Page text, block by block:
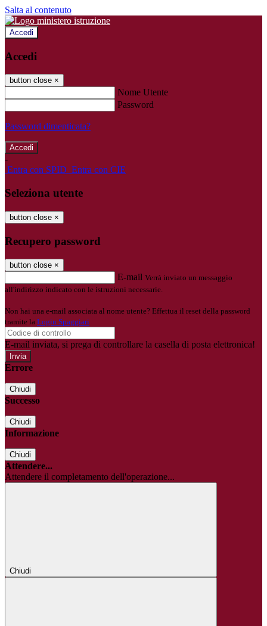
Salta al contenuto
Accedi
Accedi
button close ×
Nome Utente
Password
Password dimenticata?
-
Entra con SPID Entra con CIE
Seleziona utente
button close ×
Recupero password
button close ×
E-mail Verrà inviato un messaggio
all'indirizzo indicato con le istruzioni necessarie.
Non hai una e-mail associata al nome utente? Effettua il reset della password
tramite la Login Spaggiari
E-mail inviata, si prega di controllare la casella di posta elettronica!
Errore
Chiudi
Successo
Chiudi
Informazione
Chiudi
Attendere...
Attendere il completamento dell'operazione...
Chiudi